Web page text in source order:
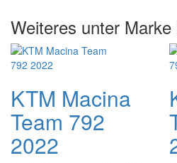
Weiteres unter Marke
KTM Macina
Team 792
2022